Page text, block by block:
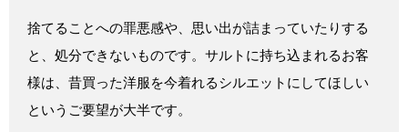
捨てることへの罪悪感や、思い出が詰まっていたりする
と、処分できないものです。サルトに持ち込まれるお客
様は、昔買った洋服を今着れるシルエットにしてほしい
というご要望が大半です。